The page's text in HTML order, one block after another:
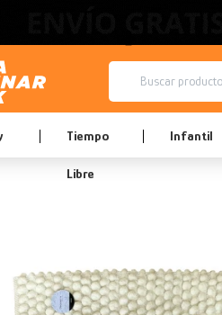
Tiempo
Libre
Infantil